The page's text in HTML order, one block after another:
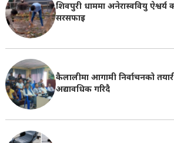
शिवपुरी धाममा अनेरास्ववियु
सरसफाइ
कैलालीमा आगामी निर्वाचनको
अद्यावधिक गरिदै